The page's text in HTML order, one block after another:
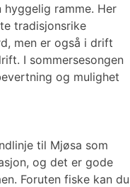
ramme. Her
tradisjonsrike
men er også i drift
I sommersesongen
og mulighet
til Mjøsa som
og det er gode
Foruten fiske kan du